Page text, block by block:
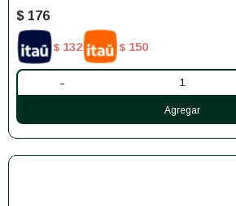
$ 176
$ 132 $ 150
-